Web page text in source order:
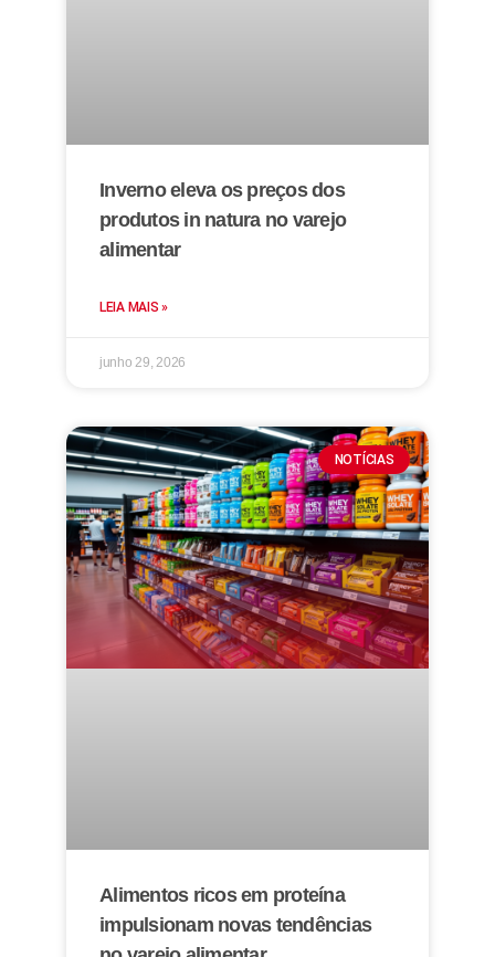
Inverno eleva os preços dos
produtos in natura no varejo
alimentar
LEIA MAIS »
junho 29, 2026
NOTÍCIAS
Alimentos ricos em proteína
impulsionam novas tendências